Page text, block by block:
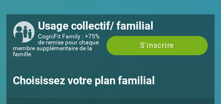
Usage collectif/ familial
S'inscrire
CogniFit Family : +75%
de remise pour chaque
membre supplémentaire de la
famille
Choisissez votre plan familial